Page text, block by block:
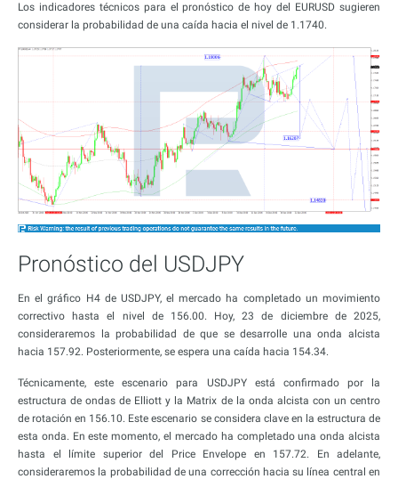
Los indicadores técnicos para el pronóstico de hoy del EURUSD sugieren
considerar la probabilidad de una caída hacia el nivel de 1.1740.
Pronóstico del USDJPY
En el gráfico H4 de USDJPY, el mercado ha completado un movimiento
correctivo hasta el nivel de 156.00. Hoy, 23 de diciembre de 2025,
consideraremos la probabilidad de que se desarrolle una onda alcista
hacia 157.92. Posteriormente, se espera una caída hacia 154.34.
Técnicamente, este escenario para USDJPY está confirmado por la
estructura de ondas de Elliott y la Matrix de la onda alcista con un centro
de rotación en 156.10. Este escenario se considera clave en la estructura de
esta onda. En este momento, el mercado ha completado una onda alcista
hasta el límite superior del Price Envelope en 157.72. En adelante,
consideraremos la probabilidad de una corrección hacia su línea central en